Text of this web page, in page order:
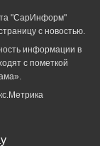
"СарИнформ"
с новостью.
информации в
с пометкой